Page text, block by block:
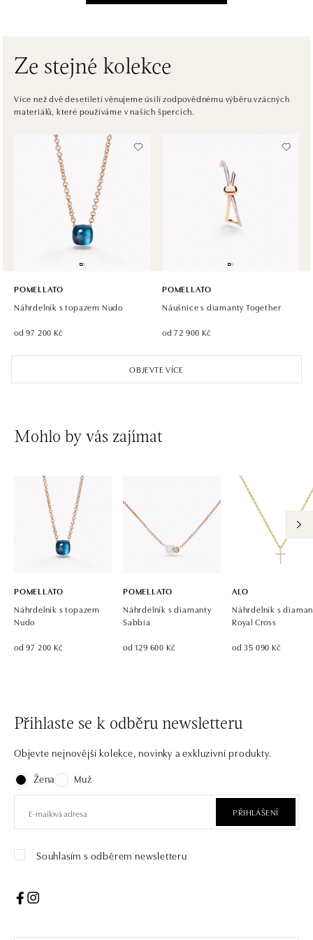
HALADA OC Avion, Bratislava
Ivanská cesta 16, 821 04 Bratislava
tel.: +421 917 090 372
Halada OC Aupark, Bratislava
Einsteinova 18, 851 01 Bratislava
tel.: +421 917 090 891
zítra otevřeno od 09:00
Ze stejné kolekce
Více než dvě desetiletí věnujeme úsilí zodpovědnému výběru vzácných
materiálů, které používáme v našich špercích.
OBJEVTE VÍCE
POMELLATO
Náhrdelník s topazem Nudo
od 97 200 Kč
POMELLATO
Náušnice s diamanty Together
od 72 900 Kč
Mohlo by vás zajímat
POMELLATO
Náhrdelník s topazem
Nudo
od 97 200 Kč
POMELLATO
Náhrdelník s diamanty
Sabbia
od 129 600 Kč
ALO
Náhrdelník s
Royal Cross
od 35 090 Kč
Přihlaste se k odběru newsletteru
Objevte nejnovější kolekce, novinky a exkluzivní produkty.
Žena
Muž
PŘIHLÁŠENÍ
Souhlasím s odběrem newsletteru